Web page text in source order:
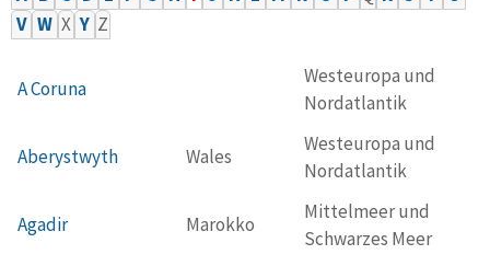
V W X Y Z
A Coruna
Westeuropa und
Nordatlantik
Aberystwyth Wales
Westeuropa und
Nordatlantik
Agadir Marokko
Mittelmeer und
Schwarzes Meer